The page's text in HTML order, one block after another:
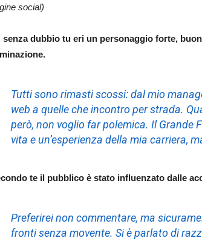
social)
senza dubbio tu eri un personaggio forte,
Tutti sono rimasti scossi: dal mio
web a quelle che incontro per strada.
però, non voglio far polemica. Il Grande
vita e un’esperienza della mia carriera,
te il pubblico è stato influenzato dalle
Preferirei non commentare, ma
fronti senza movente. Si è parlato di